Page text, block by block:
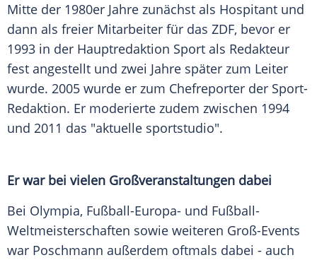
Mitte der 1980er Jahre zunächst als Hospitant und
dann als freier Mitarbeiter für das ZDF, bevor er
1993 in der Hauptredaktion Sport als Redakteur
fest angestellt und zwei Jahre später zum Leiter
wurde. 2005 wurde er zum Chefreporter der Sport-
Redaktion. Er moderierte zudem zwischen 1994
und 2011 das "aktuelle sportstudio".
Er war bei vielen Großveranstaltungen dabei
Bei Olympia, Fußball-Europa- und Fußball-
Weltmeisterschaften sowie weiteren Groß-Events
war Poschmann außerdem oftmals dabei - auch